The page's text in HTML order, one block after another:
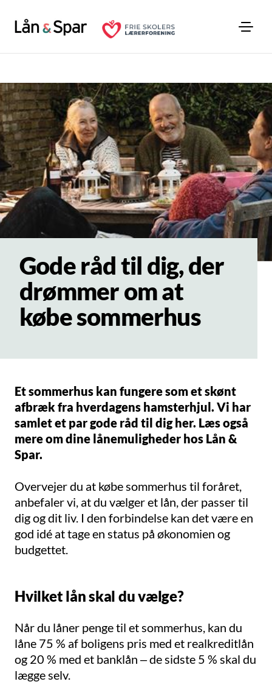
Gode råd til dig, der
drømmer om at
købe sommerhus
Et sommerhus kan fungere som et skønt
afbræk fra hverdagens hamsterhjul. Vi har
samlet et par gode råd til dig her. Læs også
mere om dine lånemuligheder hos Lån &
Spar.
Overvejer du at købe sommerhus til foråret,
anbefaler vi, at du vælger et lån, der passer til
dig og dit liv. I den forbindelse kan det være en
god idé at tage en status på økonomien og
budgettet.
Hvilket lån skal du vælge?
Når du låner penge til et sommerhus, kan du
låne 75 % af boligens pris med et realkreditlån
og 20 % med et banklån – de sidste 5 % skal du
lægge selv.